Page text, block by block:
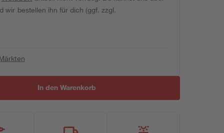
wir bestellen ihn für dich (ggf. zzgl.
In den Warenkorb